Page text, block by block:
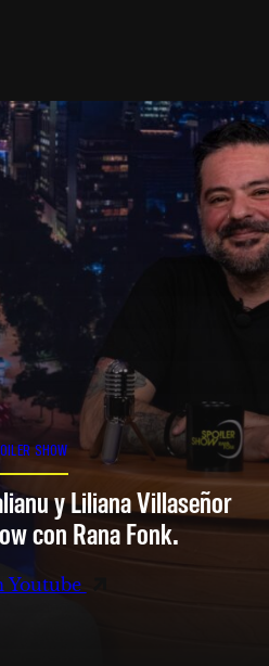
SHOW
y Liliana Villaseñor
con Rana Fonk.
Youtube